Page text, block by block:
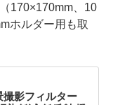
170×170mm、10
ホルダー用も取
影フィルター